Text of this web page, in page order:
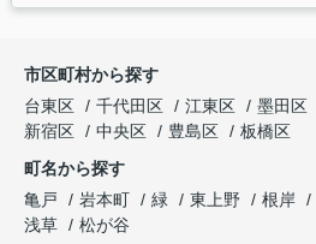
市区町村から探す
台東区
千代田区 江東区 墨田区
新宿区
中央区 豊島区
板橋区
町名から探す
亀戸
岩本町 緑 東上野 根岸
浅草
松が谷